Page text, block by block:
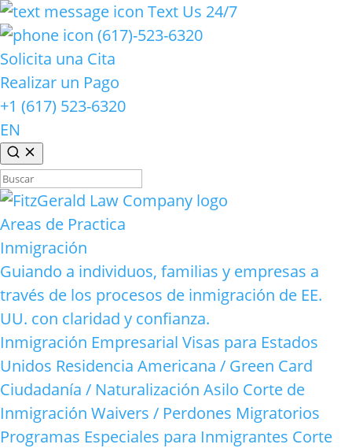
Text Us 24/7
(617)-523-6320
Solicita una Cita
Realizar un Pago
+1 (617) 523-6320
EN
Buscar:
Areas de Practica
Inmigración
Guiando a individuos, familias y empresas a
través de los procesos de inmigración de EE.
UU. con claridad y confianza.
Inmigración Empresarial Visas para Estados
Unidos Residencia Americana / Green Card
Ciudadanía / Naturalización Asilo Corte de
Inmigración Waivers / Perdones Migratorios
Programas Especiales para Inmigrantes Corte